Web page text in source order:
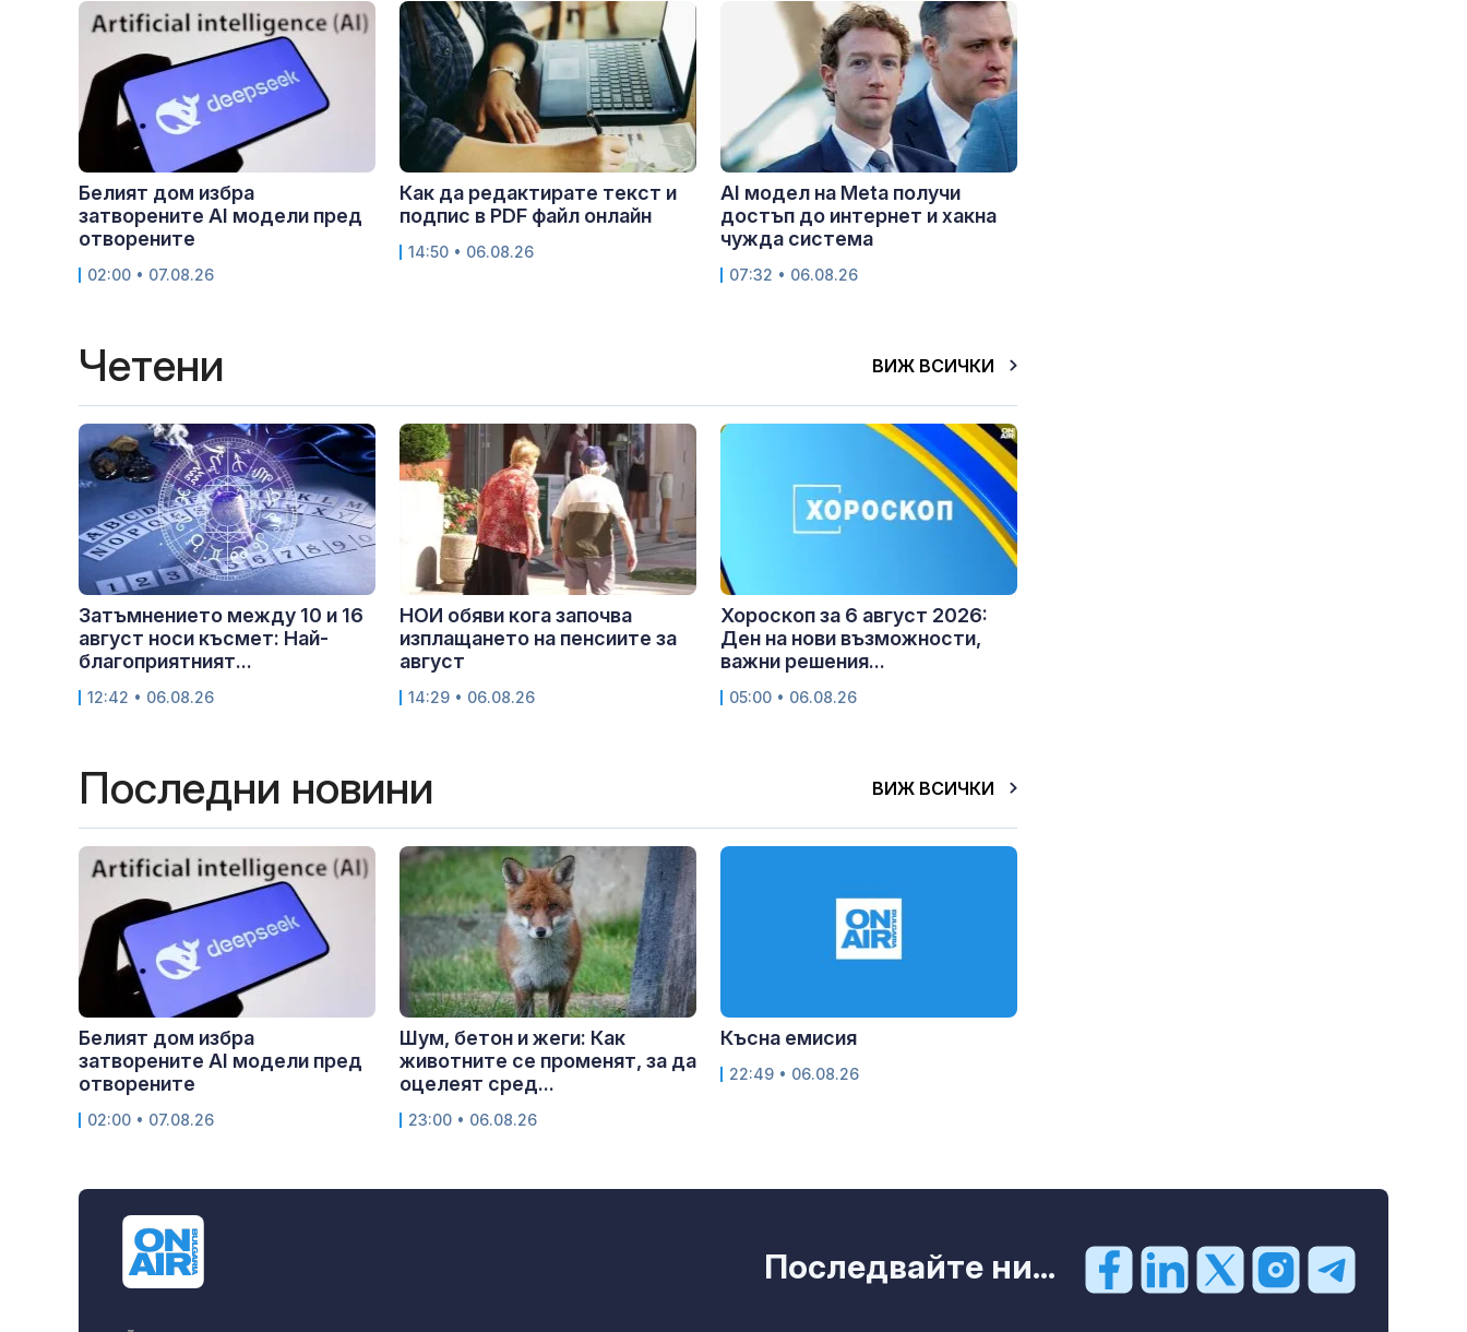
Белият дом избра
затворените AI модели пред
отворените
02:00 • 07.08.26
Как да редактирате текст и
подпис в PDF файл онлайн
14:50 • 06.08.26
AI модел на Meta получи
достъп до интернет и хакна
чужда система
07:32 • 06.08.26
Четени ВИЖ ВСИЧКИ
Затъмнението между 10 и 16
август носи късмет: Най-
благоприятният...
12:42 • 06.08.26
НОИ обяви кога започва
изплащането на пенсиите за
август
14:29 • 06.08.26
Хороскоп за 6 август 2026:
Ден на нови възможности,
важни решения...
05:00 • 06.08.26
Последни новини ВИЖ ВСИЧКИ
Белият дом избра
затворените AI модели пред
отворените
02:00 • 07.08.26
Шум, бетон и жеги: Как
животните се променят, за да
оцелеят сред...
23:00 • 06.08.26
Късна емисия
22:49 • 06.08.26
Последвайте ни...